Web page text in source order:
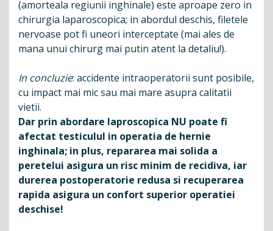
(amorteala regiunii inghinale) este aproape zero in
chirurgia laparoscopica; in abordul deschis, filetele
nervoase pot fi uneori interceptate (mai ales de
mana unui chirurg mai putin atent la detaliu!).
In concluzie: accidente intraoperatorii sunt posibile,
cu impact mai mic sau mai mare asupra calitatii
vietii.
Dar prin abordare laproscopica NU poate fi
afectat testiculul in operatia de hernie
inghinala; in plus, repararea mai solida a
peretelui asigura un risc minim de recidiva, iar
durerea postoperatorie redusa si recuperarea
rapida asigura un confort superior operatiei
deschise!